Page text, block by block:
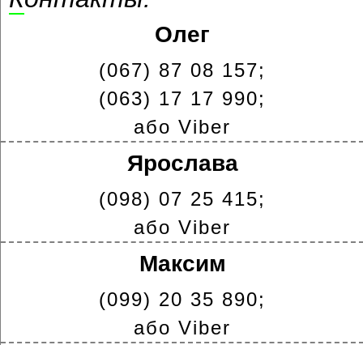
Олег
(067) 87 08 157;
(063) 17 17 990;
або Viber
Ярослава
(098) 07 25 415;
або Viber
Максим
(099) 20 35 890;
або Viber